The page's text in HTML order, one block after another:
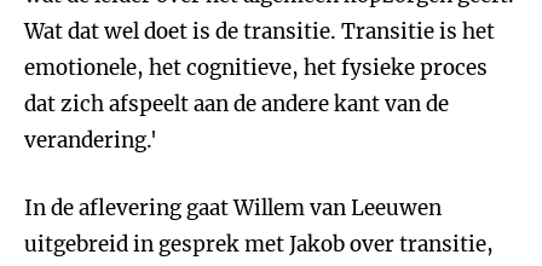
Wat dat wel doet is de transitie. Transitie is het
emotionele, het cognitieve, het fysieke proces
dat zich afspeelt aan de andere kant van de
verandering.'
In de aflevering gaat Willem van Leeuwen
uitgebreid in gesprek met Jakob over transitie,